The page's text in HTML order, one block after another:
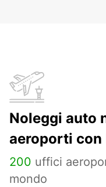
Noleggi auto
aeroporti con
200 uffici
mondo